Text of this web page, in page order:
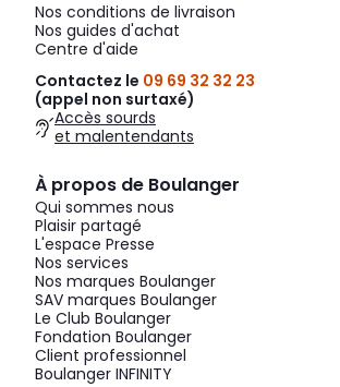
Nos conditions de livraison
Nos guides d'achat
Centre d'aide
Contactez le 09 69 32 32 23
(appel non surtaxé)
Accès sourds
et malentendants
À propos de Boulanger
Qui sommes nous
Plaisir partagé
L'espace Presse
Nos services
Nos marques Boulanger
SAV marques Boulanger
Le Club Boulanger
Fondation Boulanger
Client professionnel
Boulanger INFINITY